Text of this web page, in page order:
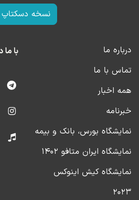
نسخه دسکتاپ
درباره ما
تماس با ما
همه اخبار
خبرنامه
نمایشگاه بورس، بانک و بیمه
نمایشگاه ایران متافو ۱۴۰۲
نمایشگاه کیش اینوکس
۲۰۲۳
با ما